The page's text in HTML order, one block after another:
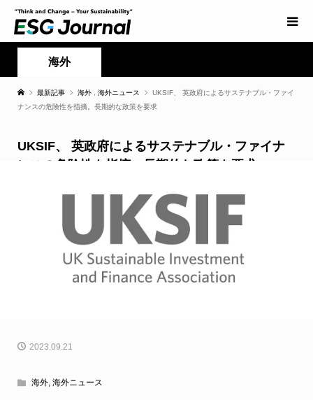
海外
最新記事 海外 海外ニュース
UKSIF、 英政府によるサステナブル・ファイ
ナンスの危険性を指摘。長期的な政策を要求
UKSIF、 英政府によるサステナブル・ファイナ
ンスの危険性を指摘。長期的な政策を要求
2023.09.21
海外, 海外ニュース